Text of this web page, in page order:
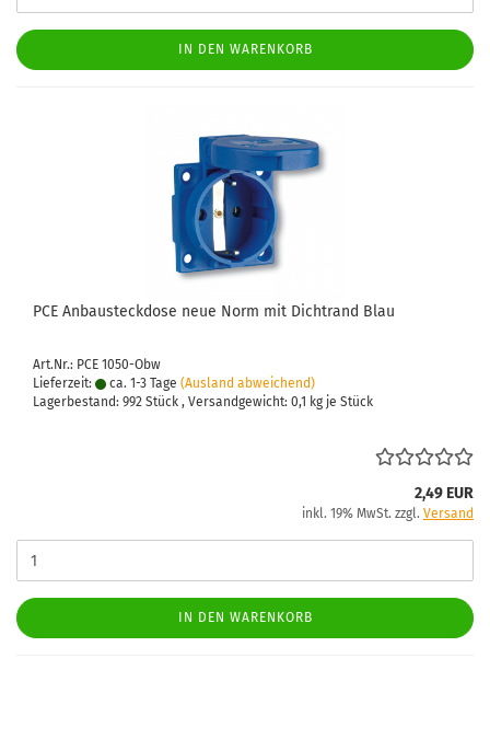
IN DEN WARENKORB
PCE An­bau­steck­do­se neue Norm mit Dicht­rand Blau
Art.Nr.: PCE 1050-Obw
Lieferzeit:
ca. 1-3 Tage (Ausland abweichend)
Lagerbestand: 992 Stück , Versandgewicht: 0,1 kg je Stück
2,49 EUR
inkl. 19% MwSt. zzgl. Versand
IN DEN WARENKORB